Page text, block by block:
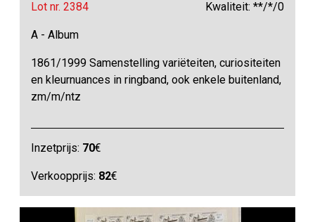
Lot nr. 2384 Kwaliteit: **/*/0
A - Album
1861/1999 Samenstelling variëteiten, curiositeiten
en kleurnuances in ringband, ook enkele buitenland,
zm/m/ntz
Inzetprijs: 70€
Verkoopprijs: 82€